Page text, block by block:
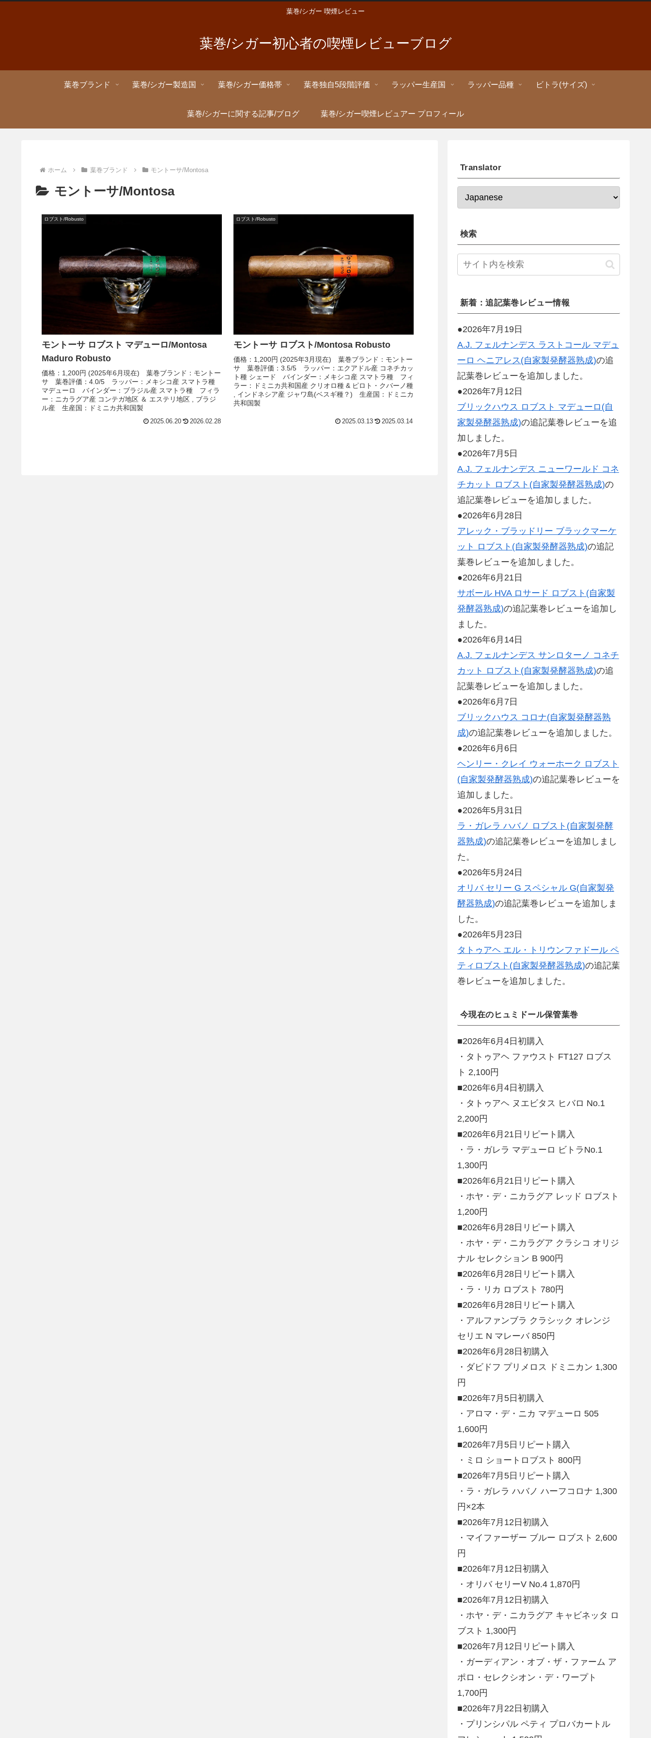
葉巻/シガー 喫煙レビュー
葉巻/シガー初心者の喫煙レビューブログ
葉巻ブランド 葉巻/シガー製造国 葉巻/シガー価格帯 葉巻独自5段階評価 ラッパー生産国 ラッパー品種 ビトラ(サイズ)
葉巻/シガーに関する記事/ブログ 葉巻/シガー喫煙レビュアー プロフィール
ホーム 葉巻ブランド モントーサ/Montosa
モントーサ/Montosa
ロブスト/Robusto
モントーサ ロブスト マデューロ/Montosa
Maduro Robusto
価格：1,200円 (2025年6月現在) 葉巻ブランド：モントー
サ 葉巻評価：4.0/5 ラッパー：メキシコ産 スマトラ種
マデューロ バインダー：ブラジル産 スマトラ種 フィラ
ー：ニカラグア産 コンテガ地区 ＆ エステリ地区 , ブラジ
ル産 生産国：ドミニカ共和国製
2025.06.20 2026.02.28
ロブスト/Robusto
モントーサ ロブスト/Montosa Robusto
価格：1,200円 (2025年3月現在) 葉巻ブランド：モントー
サ 葉巻評価：3.5/5 ラッパー：エクアドル産 コネチカッ
ト種 シェード バインダー：メキシコ産 スマトラ種 フィ
ラー：ドミニカ共和国産 クリオロ種 & ピロト・クバーノ種
, インドネシア産 ジャワ島(ベスギ種？) 生産国：ドミニカ
共和国製
2025.03.13 2025.03.14
Translator
検索
新着：追記葉巻レビュー情報
●2026年7月19日
A.J. フェルナンデス ラストコール マデュ
ーロ ヘニアレス(自家製発酵器熟成)の追
記葉巻レビューを追加しました。
●2026年7月12日
ブリックハウス ロブスト マデューロ(自
家製発酵器熟成)の追記葉巻レビューを追
加しました。
●2026年7月5日
A.J. フェルナンデス ニューワールド コネ
チカット ロブスト(自家製発酵器熟成)の
追記葉巻レビューを追加しました。
●2026年6月28日
アレック・ブラッドリー ブラックマーケ
ット ロブスト(自家製発酵器熟成)の追記
葉巻レビューを追加しました。
●2026年6月21日
サボール HVA ロサード ロブスト(自家製
発酵器熟成)の追記葉巻レビューを追加し
ました。
●2026年6月14日
A.J. フェルナンデス サンロターノ コネチ
カット ロブスト(自家製発酵器熟成)の追
記葉巻レビューを追加しました。
●2026年6月7日
ブリックハウス コロナ(自家製発酵器熟
成)の追記葉巻レビューを追加しました。
●2026年6月6日
ヘンリー・クレイ ウォーホーク ロブスト
(自家製発酵器熟成)の追記葉巻レビューを
追加しました。
●2026年5月31日
ラ・ガレラ ハバノ ロブスト(自家製発酵
器熟成)の追記葉巻レビューを追加しまし
た。
●2026年5月24日
オリバ セリー G スペシャル G(自家製発
酵器熟成)の追記葉巻レビューを追加しま
した。
●2026年5月23日
タトゥアヘ エル・トリウンファドール ペ
ティロブスト(自家製発酵器熟成)の追記葉
巻レビューを追加しました。
今現在のヒュミドール保管葉巻
■2026年6月4日初購入
・タトゥアヘ ファウスト FT127 ロブス
ト 2,100円
■2026年6月4日初購入
・タトゥアヘ ヌエビタス ヒバロ No.1
2,200円
■2026年6月21日リピート購入
・ラ・ガレラ マデューロ ビトラNo.1
1,300円
■2026年6月21日リピート購入
・ホヤ・デ・ニカラグア レッド ロブスト
1,200円
■2026年6月28日リピート購入
・ホヤ・デ・ニカラグア クラシコ オリジ
ナル セレクション B 900円
■2026年6月28日リピート購入
・ラ・リカ ロブスト 780円
■2026年6月28日リピート購入
・アルファンブラ クラシック オレンジ
セリエ N マレーバ 850円
■2026年6月28日初購入
・ダビドフ プリメロス ドミニカン 1,300
円
■2026年7月5日初購入
・アロマ・デ・ニカ マデューロ 505
1,600円
■2026年7月5日リピート購入
・ミロ ショートロブスト 800円
■2026年7月5日リピート購入
・ラ・ガレラ ハバノ ハーフコロナ 1,300
円×2本
■2026年7月12日初購入
・マイファーザー ブルー ロブスト 2,600
円
■2026年7月12日初購入
・オリバ セリーV No.4 1,870円
■2026年7月12日初購入
・ホヤ・デ・ニカラグア キャビネッタ ロ
ブスト 1,300円
■2026年7月12日リピート購入
・ガーディアン・オブ・ザ・ファーム ア
ポロ・セレクシオン・デ・ワープト
1,700円
■2026年7月22日初購入
・プリンシパル ペティ プロバカートル